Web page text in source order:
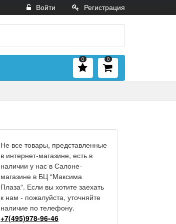
Войти Регистрация
0
0
Не все товары, представленные
в интернет-магазине, есть в
наличии у нас в Салоне-
магазине в БЦ “Максима
Плаза“. Если вы хотите заехать
к нам - пожалуйста, уточняйте
наличие по телефону.
+7(495)978-96-46